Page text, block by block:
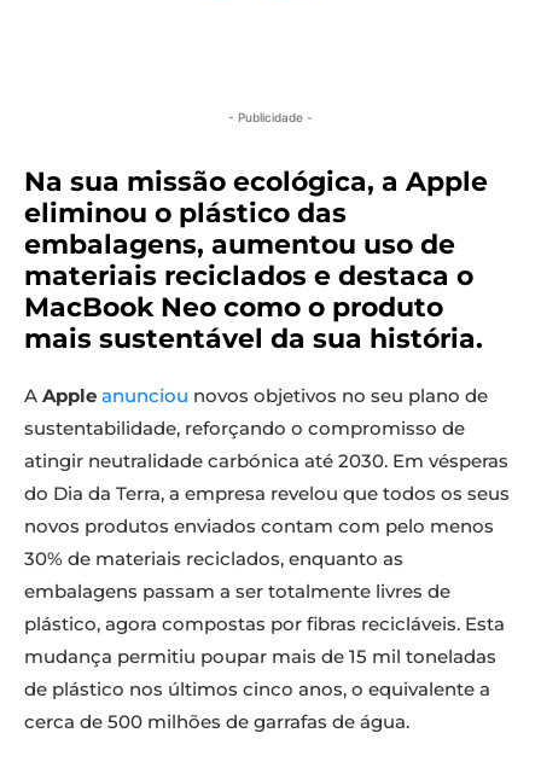
- Publicidade -
Na sua missão ecológica, a Apple
eliminou o plástico das
embalagens, aumentou uso de
materiais reciclados e destaca o
MacBook Neo como o produto
mais sustentável da sua história.
A Apple anunciou novos objetivos no seu plano de
sustentabilidade, reforçando o compromisso de
atingir neutralidade carbónica até 2030. Em vésperas
do Dia da Terra, a empresa revelou que todos os seus
novos produtos enviados contam com pelo menos
30% de materiais reciclados, enquanto as
embalagens passam a ser totalmente livres de
plástico, agora compostas por fibras recicláveis. Esta
mudança permitiu poupar mais de 15 mil toneladas
de plástico nos últimos cinco anos, o equivalente a
cerca de 500 milhões de garrafas de água.